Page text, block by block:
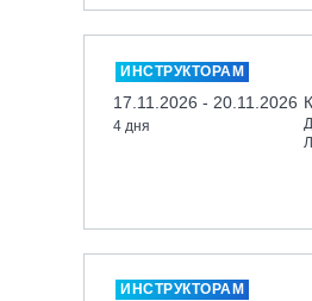
ИНСТРУКТОРАМ
17.11.2026 - 20.11.2026
4 дня
ИНСТРУКТОРАМ